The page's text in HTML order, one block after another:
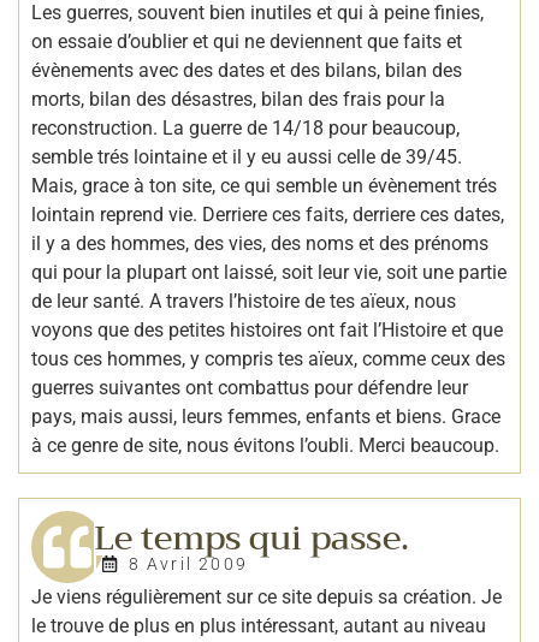
Les guerres, souvent bien inutiles et qui à peine finies,
on essaie d’oublier et qui ne deviennent que faits et
évènements avec des dates et des bilans, bilan des
morts, bilan des désastres, bilan des frais pour la
reconstruction. La guerre de 14/18 pour beaucoup,
semble trés lointaine et il y eu aussi celle de 39/45.
Mais, grace à ton site, ce qui semble un évènement trés
lointain reprend vie. Derriere ces faits, derriere ces dates,
il y a des hommes, des vies, des noms et des prénoms
qui pour la plupart ont laissé, soit leur vie, soit une partie
de leur santé. A travers l’histoire de tes aïeux, nous
voyons que des petites histoires ont fait l’Histoire et que
tous ces hommes, y compris tes aïeux, comme ceux des
guerres suivantes ont combattus pour défendre leur
pays, mais aussi, leurs femmes, enfants et biens. Grace
à ce genre de site, nous évitons l’oubli. Merci beaucoup.
Le temps qui passe.
8 Avril 2009
Je viens régulièrement sur ce site depuis sa création. Je
le trouve de plus en plus intéressant, autant au niveau